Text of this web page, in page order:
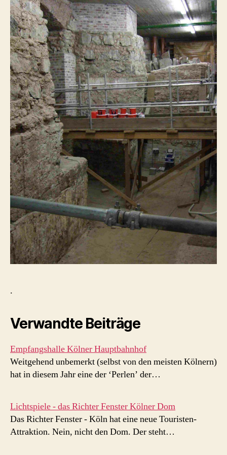
.
Verwandte Beiträge
Empfangshalle Kölner Hauptbahnhof
Weitgehend unbemerkt (selbst von den meisten Kölnern)
hat in diesem Jahr eine der ‘Perlen’ der…
Lichtspiele - das Richter Fenster Kölner Dom
Das Richter Fenster - Köln hat eine neue Touristen-
Attraktion. Nein, nicht den Dom. Der steht…